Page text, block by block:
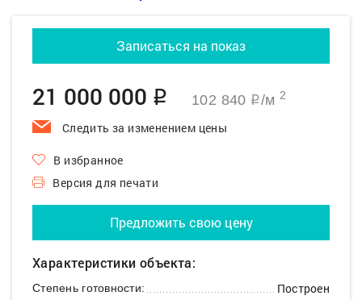
Записаться на показ
21 000 000 q 102 840 q/м 2
Следить за изменением цены
В избранное
Версия для печати
Предложить свою цену
Характеристики объекта:
Степень готовности: Построен